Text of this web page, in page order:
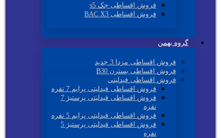
فروش اقساطی جک s5
فروش اقساطی BAC X3
گروه بهمن
فروش اقساطی مزدا 3 جدید
فروش اقساطی بسترن B30
فروش اقساطی فیدلیتی
فروش اقساطی فیدلیتی پرایم 7 نفره
فروش اقساطی فیدلیتی پرستیژ 7
نفره
فروش اقساطی فیدلیتی پرایم 5 نفره
فروش اقساطی فیدلیتی پرستیژ 5
نفره